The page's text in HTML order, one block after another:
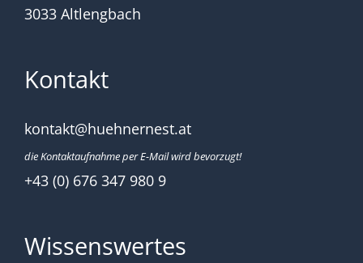
3033 Altlengbach
Kontakt
kontakt@huehnernest.at
die Kontaktaufnahme per E-Mail wird bevorzugt!
+43 (0) 676 347 980 9
Wissenswertes